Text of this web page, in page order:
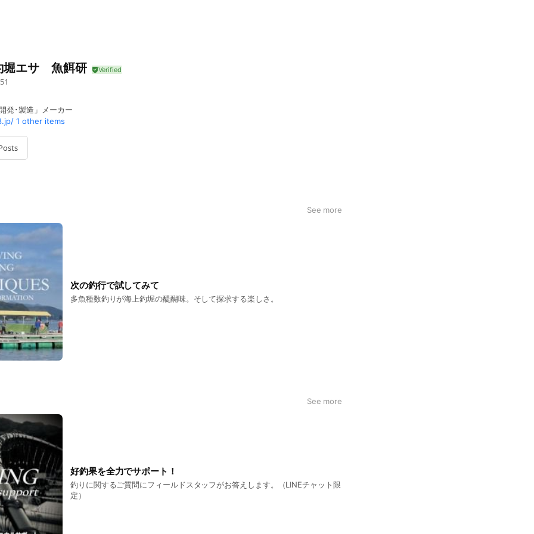
堀エサ 魚餌研
発･製造」メーカー
1 other items
See more
次の釣行で試してみて
多魚種数釣りが海上釣堀の醍醐味。そして探求する楽しさ。
See more
好釣果を全力でサポート！
釣りに関するご質問にフィールドスタッフがお答えします。（LINEチャット限
定）